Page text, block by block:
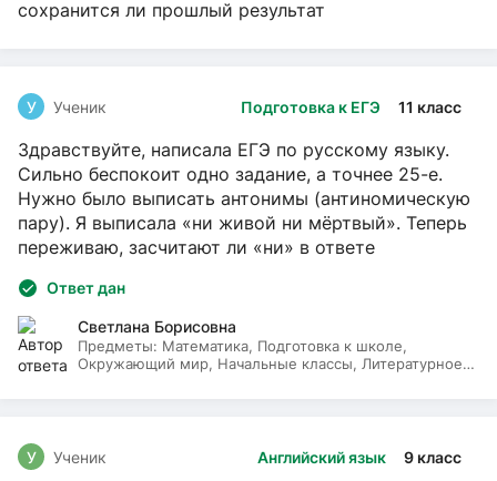
сохранится ли прошлый результат
Подготовка к ЕГЭ 11 класс
У Ученик
Здравствуйте, написала ЕГЭ по русскому языку.
Сильно беспокоит одно задание, а точнее 25-е.
Нужно было выписать антонимы (антиномическую
пару). Я выписала «ни живой ни мёртвый». Теперь
переживаю, засчитают ли «ни» в ответе
Ответ дан
Светлана Борисовна
Предметы: Математика, Подготовка к школе,
Окружающий мир, Начальные классы, Литературное
Английский язык 9 класс
У Ученик